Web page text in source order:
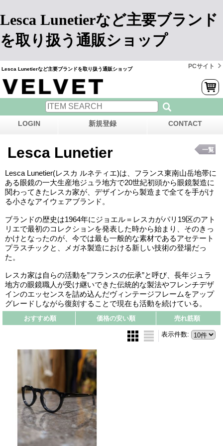
Lesca Lunetierなど主要ブランド
を取り扱う通販ショップ
Lesca Lunetierなど主要ブランドを取り扱う通販ショップ PCサイト
LOGIN 新規登録 CONTACT
Lesca Lunetier
Lesca Lunetier(レスカ ルネティエ)は、フランス東南山岳地帯に
ある眼鏡の一大生産地ジュラ地方で20世紀初頭から眼鏡製造に
関わってきたレスカ家が、デザインから製造まで全てを手がけ
る小さなアイウェアブランド。
ブランドの歴史は1964年にジョエル＝レスカがパリ19区のアト
リエで最初のコレクションを発表した時から始まり、そのきっ
かけとなったのが、今では最も一般的な素材であるアセテート
プラスチックと、メガネ製造における新しい技術の登場だっ
た。
レスカ家は自らの活動を”フランスの伝承”と呼び、長年ジュラ
地方の眼鏡職人が受け継いできた伝統的な製法やフレンチデザ
インのエッセンスを詰め込んだヴィンテージフレームをアップ
グレードしながら復刻することで現在も活動を続けている。
一覧
おすすめ順 価格の安い順 売れ筋順
表示件数: